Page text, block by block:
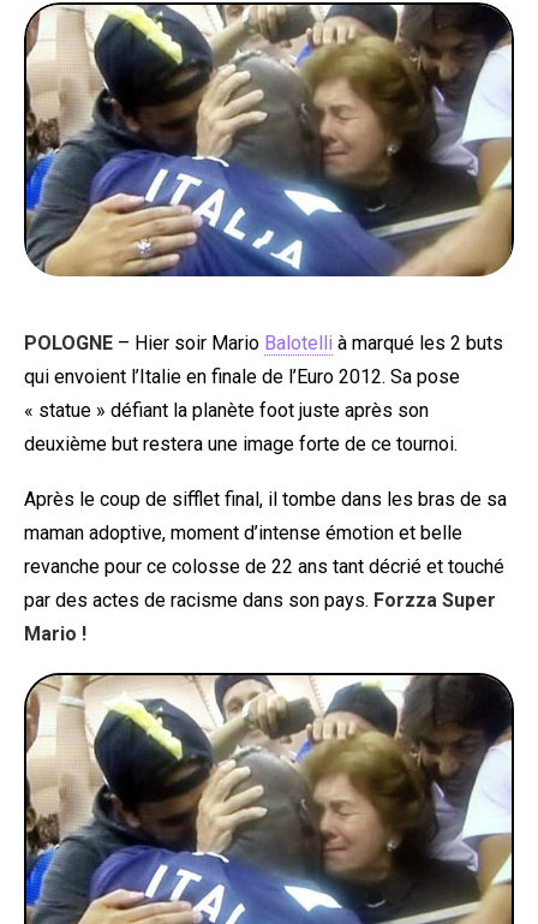
PEOPLE
FOOD
BONS PLANS
SOUTENEZ KULTT
POLOGNE – Hier soir Mario Balotelli à marqué les 2 buts
qui envoient l’Italie en finale de l’Euro 2012. Sa pose
« statue » défiant la planète foot juste après son
deuxième but restera une image forte de ce tournoi.
Après le coup de sifflet final, il tombe dans les bras de sa
maman adoptive, moment d’intense émotion et belle
revanche pour ce colosse de 22 ans tant décrié et touché
par des actes de racisme dans son pays. Forzza Super
Mario !